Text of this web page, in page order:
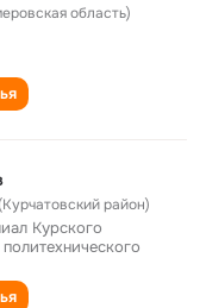
область)
район)
Курского